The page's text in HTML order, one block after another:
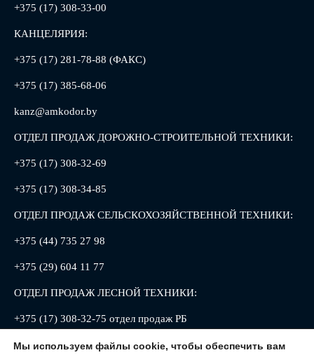
+375 (17) 308-33-00
КАНЦЕЛЯРИЯ:
+375 (17) 281-78-88 (ФАКС)
+375 (17) 385-68-06
kanz@amkodor.by
ОТДЕЛ ПРОДАЖ ДОРОЖНО-СТРОИТЕЛЬНОЙ ТЕХНИКИ:
+375 (17) 308-32-69
+375 (17) 308-34-85
ОТДЕЛ ПРОДАЖ СЕЛЬСКОХОЗЯЙСТВЕННОЙ ТЕХНИКИ:
+375 (44) 735 27 98
+375 (29) 604 11 77
ОТДЕЛ ПРОДАЖ ЛЕСНОЙ ТЕХНИКИ:
+375 (17) 308-32-75 отдел продаж РБ
+375 (17) 308-32-88 отдел продаж РФ
Мы используем файлы cookie, чтобы обеспечить вам